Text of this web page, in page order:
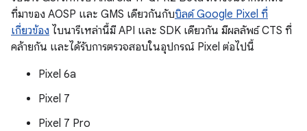
ที่มาของ AOSP และ GMS เดียวกันกับบิลด์ Google Pixel ที่
เกี่ยวข้อง ไบนารีเหล่านี้มี API และ SDK เดียวกัน มีผลลัพธ์ CTS ที่
คล้ายกัน และได้รับการตรวจสอบในอุปกรณ์ Pixel ต่อไปนี้
Pixel 6a
Pixel 7
Pixel 7 Pro